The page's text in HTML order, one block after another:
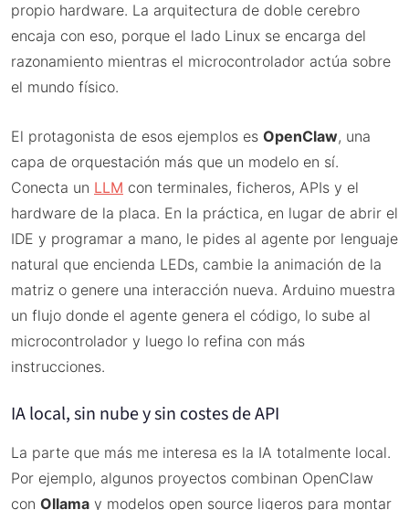
propio hardware. La arquitectura de doble cerebro
encaja con eso, porque el lado Linux se encarga del
razonamiento mientras el microcontrolador actúa sobre
el mundo físico.
El protagonista de esos ejemplos es OpenClaw, una
capa de orquestación más que un modelo en sí.
Conecta un LLM con terminales, ficheros, APIs y el
hardware de la placa. En la práctica, en lugar de abrir el
IDE y programar a mano, le pides al agente por lenguaje
natural que encienda LEDs, cambie la animación de la
matriz o genere una interacción nueva. Arduino muestra
un flujo donde el agente genera el código, lo sube al
microcontrolador y luego lo refina con más
instrucciones.
IA local, sin nube y sin costes de API
La parte que más me interesa es la IA totalmente local.
Por ejemplo, algunos proyectos combinan OpenClaw
con Ollama y modelos open source ligeros para montar